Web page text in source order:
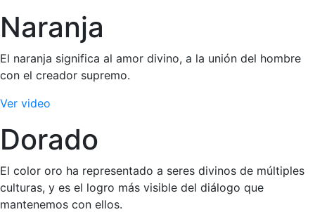
Naranja
El naranja significa al amor divino, a la unión del hombre
con el creador supremo.
Ver video
Dorado
El color oro ha representado a seres divinos de múltiples
culturas, y es el logro más visible del diálogo que
mantenemos con ellos.